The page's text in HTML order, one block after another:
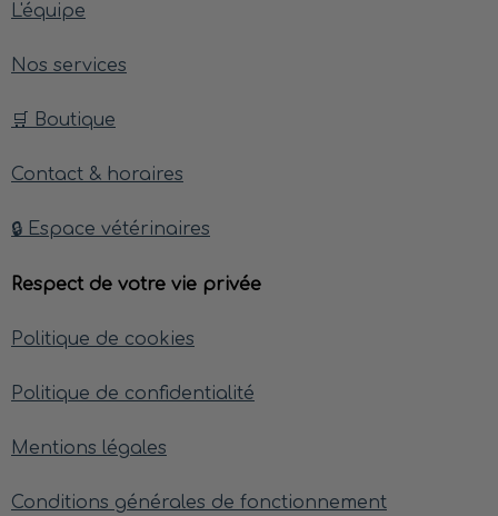
L'équipe
Nos services
🛒 Boutique
Contact & horaires
🔒 Espace vétérinaires
Respect de votre vie privée
Politique de cookies
Politique de confidentialité
Mentions légales
Conditions générales de fonctionnement